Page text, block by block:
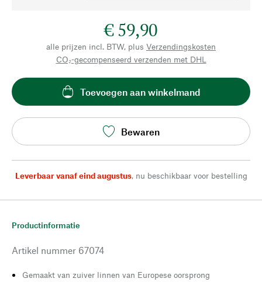
€ 59,90
alle prijzen incl. BTW, plus Verzendingskosten
CO₂-gecompenseerd verzenden met DHL
Toevoegen aan winkelmand
Bewaren
Leverbaar vanaf eind augustus, nu beschikbaar voor bestelling
Productinformatie
Artikel nummer 67074
Gemaakt van zuiver linnen van Europese oorsprong